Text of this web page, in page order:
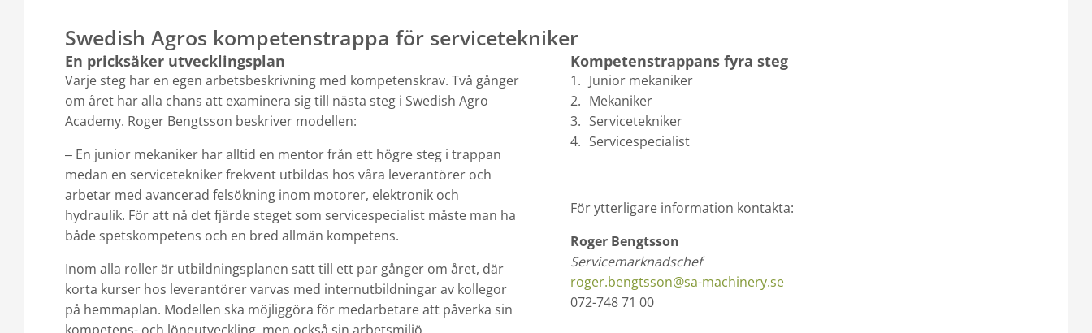
Swedish Agros kompetenstrappa för servicetekniker
En pricksäker utvecklingsplan
Varje steg har en egen arbetsbeskrivning med kompetenskrav. Två gånger
om året har alla chans att examinera sig till nästa steg i Swedish Agro
Academy. Roger Bengtsson beskriver modellen:
– En junior mekaniker har alltid en mentor från ett högre steg i trappan
medan en servicetekniker frekvent utbildas hos våra leverantörer och
arbetar med avancerad felsökning inom motorer, elektronik och
hydraulik. För att nå det fjärde steget som servicespecialist måste man ha
både spetskompetens och en bred allmän kompetens.
Inom alla roller är utbildningsplanen satt till ett par gånger om året, där
korta kurser hos leverantörer varvas med internutbildningar av kollegor
på hemmaplan. Modellen ska möjliggöra för medarbetare att påverka sin
Kompetenstrappans fyra steg
Junior mekaniker
Mekaniker
Servicetekniker
Servicespecialist
För ytterligare information kontakta:
Roger Bengtsson
Servicemarknadschef
roger.bengtsson@sa-machinery.se
072-748 71 00